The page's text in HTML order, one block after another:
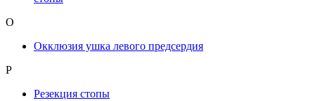
О
Окклюзия ушка левого предсердия
Р
Резекция стопы